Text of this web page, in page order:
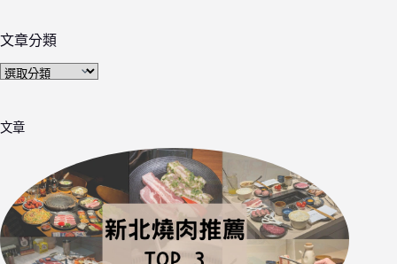
文章分類
文
類
文章